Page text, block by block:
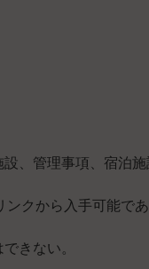
、管理事項、宿泊
クから入手可能で
きない。